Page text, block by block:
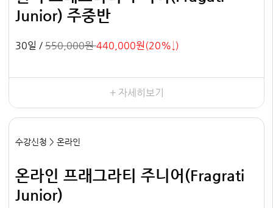
Junior) 주중반
30일 / 550,000원440,000원(20%↓)
+ 자세히보기
수강신청 > 온라인
온라인 프래그라티 주니어(Fragrati
Junior)